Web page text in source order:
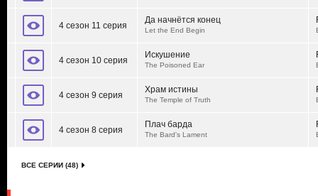
4 сезон 11 серия
Да начнётся конец
Let the End Begin
4 сезон 10 серия
Искушение
The Poisoned Ear
4 сезон 9 серия
Храм истины
The Temple of Truth
4 сезон 8 серия
Плач барда
The Bard's Lament
ВСЕ СЕРИИ (48)